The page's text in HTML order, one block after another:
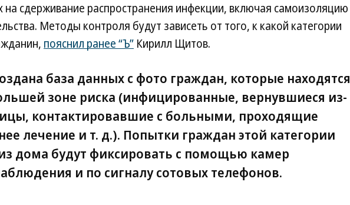
на сдерживание распространения инфекции, включая самоизоляцию
Методы контроля будут зависеть от того, к какой категории
пояснил ранее “Ъ” Кирилл Щитов.
база данных с фото граждан, которые находятся
зоне риска (инфицированные, вернувшиеся из-
контактировавшие с больными, проходящие
лечение и т. д.). Попытки граждан этой категории
дома будут фиксировать с помощью камер
и по сигналу сотовых телефонов.